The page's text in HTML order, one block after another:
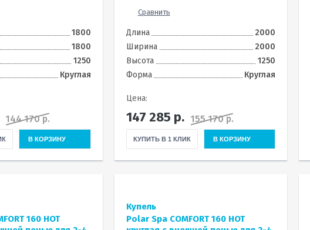
1800
1800
1250
Круглая
144 170 р.
В КОРЗИНУ
Сравнить
Длина
2000
Ширина
2000
Высота
1250
Форма
Круглая
Цена:
147 285 р. 155 170 р.
КУПИТЬ В 1 КЛИК В КОРЗИНУ
160 HOT
Купель
Polar Spa COMFORT 160 HOT